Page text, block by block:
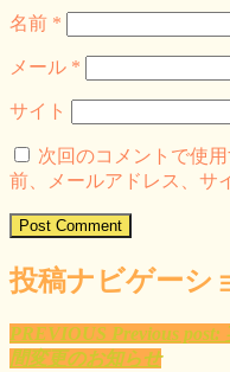
名前 *
メール *
サイト
次回のコメントで使
前、メールアドレス、サ
投稿ナビゲーシ
PREVIOUS Previous post:
間変更のお知らせ